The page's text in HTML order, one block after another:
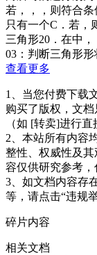
若，，，则符合
只有一个C．若，
三角形20．在中
03：判断三角形形
查看更多
1、当您付费下载
购买了版权，文
（如 [转卖]进行
2、本站所有内容
整性、权威性及
容仅供研究参考，
3、如文档内容存
等，请点击“违规举
碎片内容
相关文档